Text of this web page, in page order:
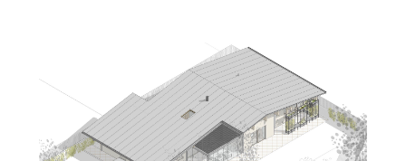
Oblò – atelier d’architecture, Giovanni Dal
Col (géomètre)